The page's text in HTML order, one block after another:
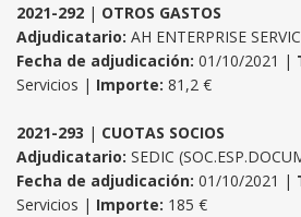
2021-292 | OTROS GASTOS
Adjudicatario: AH ENTERPRISE
Fecha de adjudicación: 01/10/2021 |
Servicios | Importe: 81,2 €
2021-293 | CUOTAS SOCIOS
Adjudicatario: SEDIC
Fecha de adjudicación: 01/10/2021 |
Servicios | Importe: 185 €